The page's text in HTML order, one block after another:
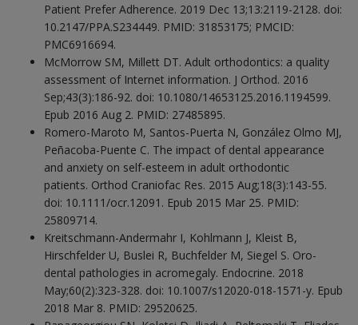
Patient Prefer Adherence. 2019 Dec 13;13:2119-2128. doi:
10.2147/PPA.S234449. PMID: 31853175; PMCID:
PMC6916694.
McMorrow SM, Millett DT. Adult orthodontics: a quality
assessment of Internet information. J Orthod. 2016
Sep;43(3):186-92. doi: 10.1080/14653125.2016.1194599.
Epub 2016 Aug 2. PMID: 27485895.
Romero-Maroto M, Santos-Puerta N, González Olmo MJ,
Peñacoba-Puente C. The impact of dental appearance
and anxiety on self-esteem in adult orthodontic
patients. Orthod Craniofac Res. 2015 Aug;18(3):143-55.
doi: 10.1111/ocr.12091. Epub 2015 Mar 25. PMID:
25809714.
Kreitschmann-Andermahr I, Kohlmann J, Kleist B,
Hirschfelder U, Buslei R, Buchfelder M, Siegel S. Oro-
dental pathologies in acromegaly. Endocrine. 2018
May;60(2):323-328. doi: 10.1007/s12020-018-1571-y. Epub
2018 Mar 8. PMID: 29520625.